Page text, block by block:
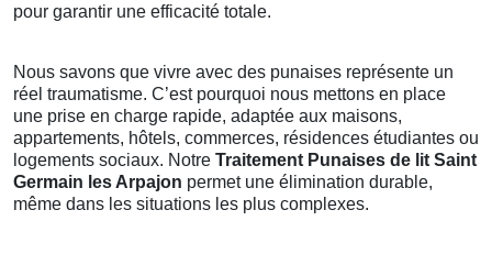
pour garantir une efficacité totale.
Nous savons que vivre avec des punaises représente un
réel traumatisme. C’est pourquoi nous mettons en place
une prise en charge rapide, adaptée aux maisons,
appartements, hôtels, commerces, résidences étudiantes ou
logements sociaux. Notre Traitement Punaises de lit Saint
Germain les Arpajon permet une élimination durable,
même dans les situations les plus complexes.